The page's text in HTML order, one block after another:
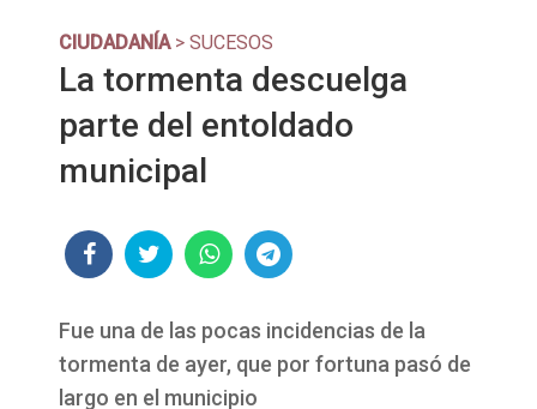
CIUDADANÍA> SUCESOS
La tormenta descuelga
parte del entoldado
municipal
Fue una de las pocas incidencias de la
tormenta de ayer, que por fortuna pasó de
largo en el municipio